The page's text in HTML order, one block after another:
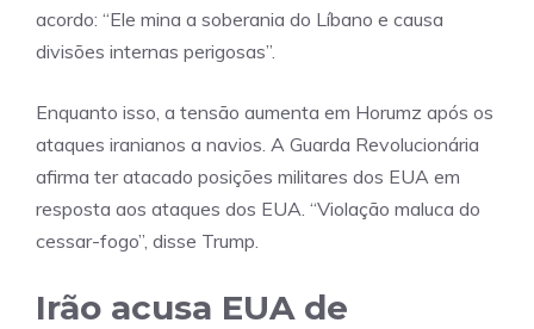
acordo: “Ele mina a soberania do Líbano e causa
divisões internas perigosas”.
Enquanto isso, a tensão aumenta em Horumz após os
ataques iranianos a navios. A Guarda Revolucionária
afirma ter atacado posições militares dos EUA em
resposta aos ataques dos EUA. “Violação maluca do
cessar-fogo”, disse Trump.
Irão acusa EUA de